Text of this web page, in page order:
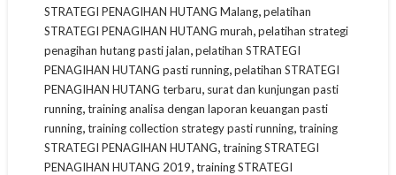
STRATEGI PENAGIHAN HUTANG Malang, pelatihan
STRATEGI PENAGIHAN HUTANG murah pelatihan strategi
penagihan hutang pasti jalan pelatihan STRATEGI
PENAGIHAN HUTANG pasti running, pelatihan STRATEGI
PENAGIHAN HUTANG terbaru surat dan kunjungan pasti
running, training analisa dengan laporan keuangan pasti
running, training collection strategy pasti running, training
STRATEGI PENAGIHAN HUTANG training STRATEGI
PENAGIHAN HUTANG 2019 training STRATEGI